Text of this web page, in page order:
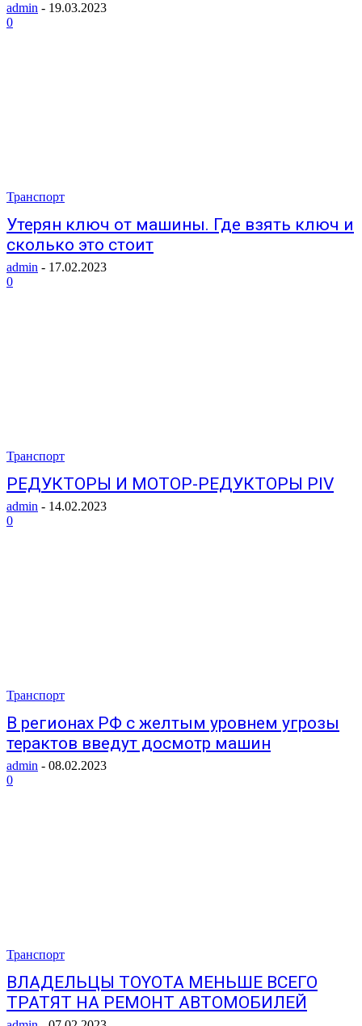
admin - 19.03.2023
0
Транспорт
Утерян ключ от машины. Где взять ключ и
сколько это стоит
admin - 17.02.2023
0
Транспорт
РЕДУКТОРЫ И МОТОР-РЕДУКТОРЫ PIV
admin - 14.02.2023
0
Транспорт
В регионах РФ с желтым уровнем угрозы
терактов введут досмотр машин
admin - 08.02.2023
0
Транспорт
ВЛАДЕЛЬЦЫ TOYOTA МЕНЬШЕ ВСЕГО
ТРАТЯТ НА РЕМОНТ АВТОМОБИЛЕЙ